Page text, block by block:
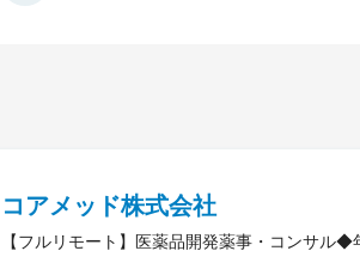
コアメッド株式会社
【フルリモート】医薬品開発薬事・コンサル